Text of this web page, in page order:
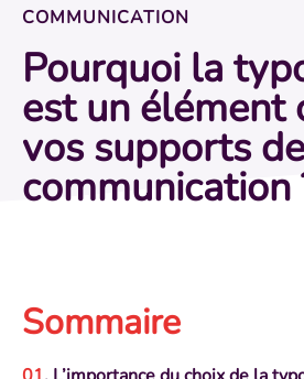
COMMUNICATION
Pourquoi la
est un élément
vos supports de
communication
Sommaire